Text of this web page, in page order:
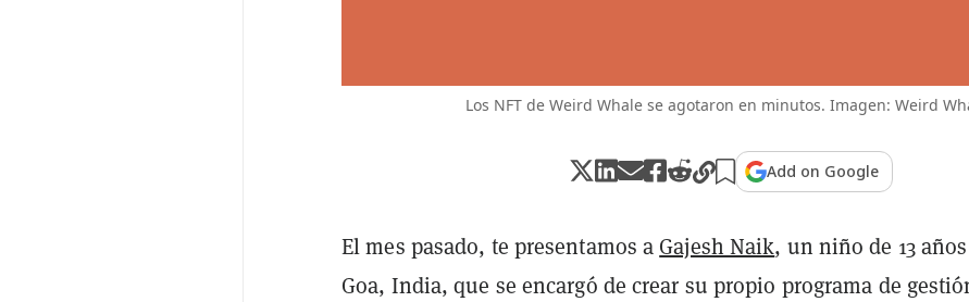
Los NFT de Weird Whale se agotaron en minutos. Imagen: Weird
Add on Google
El mes pasado, te presentamos a Gajesh Naik, un niño de 13
Goa, India, que se encargó de crear su propio programa de